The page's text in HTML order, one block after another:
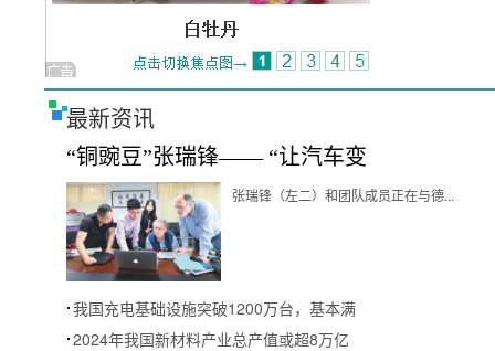
最新资讯
“铜豌豆”张瑞锋—— “让汽车变
张瑞锋（左二）和团队成员正在与德...
我国充电基础设施突破1200万台，基本满
2024年我国新材料产业总产值或超8万亿